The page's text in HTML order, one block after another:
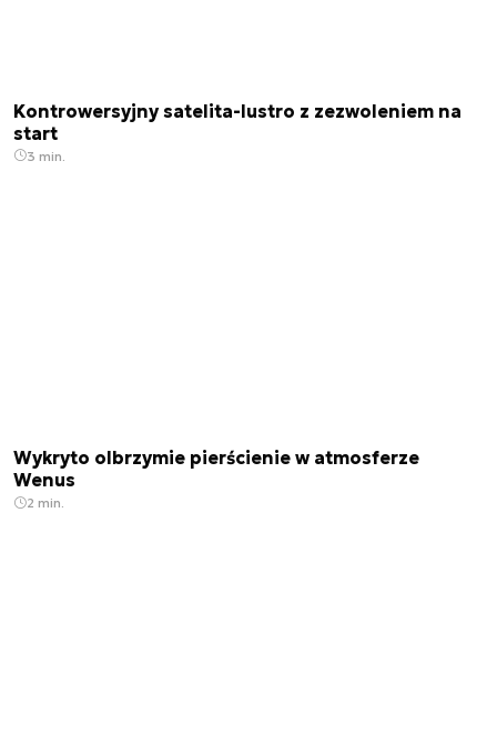
Kontrowersyjny satelita-lustro z zezwoleniem na
start
3 min.
Wykryto olbrzymie pierścienie w atmosferze
Wenus
2 min.